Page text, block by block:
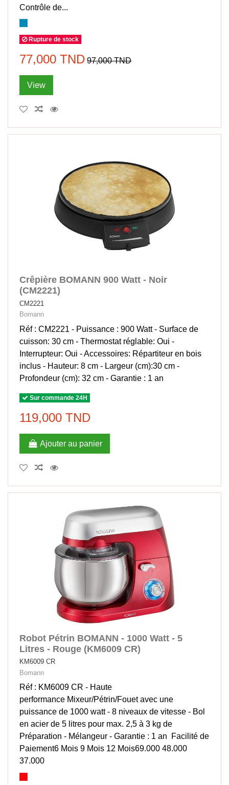
Contrôle de...
Rupture de stock
77,000 TND 97,000 TND
View
Crêpière BOMANN 900 Watt - Noir
(CM2221)
CM2221
Bomann
Réf : CM2221 - Puissance : 900 Watt - Surface de
cuisson: 30 cm - Thermostat réglable: Oui -
Interrupteur: Oui - Accessoires: Répartiteur en bois
inclus - Hauteur: 8 cm - Largeur (cm):30 cm -
Profondeur (cm): 32 cm - Garantie : 1 an
Sur commande 24H
119,000 TND
Ajouter au panier
Robot Pétrin BOMANN - 1000 Watt - 5
Litres - Rouge (KM6009 CR)
KM6009 CR
Bomann
Réf : KM6009 CR - Haute
performance Mixeur/Pétrin/Fouet avec une
puissance de 1000 watt - 8 niveaux de vitesse - Bol
en acier de 5 litres pour max. 2,5 à 3 kg de
Préparation - Mélangeur - Garantie : 1 an Facilité de
Paiement6 Mois 9 Mois 12 Mois69.000 48.000
37.000